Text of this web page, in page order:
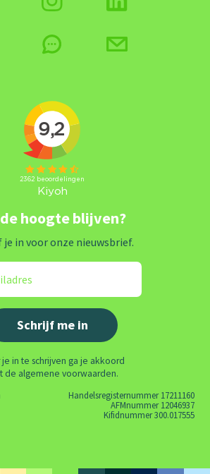
hoogte blijven?
je in voor onze nieuwsbrief.
je in te schrijven ga je akkoord
de algemene voorwaarden.
Handelsregisternummer 17211160
AFMnummer 12046937
Kifidnummer 300.017555